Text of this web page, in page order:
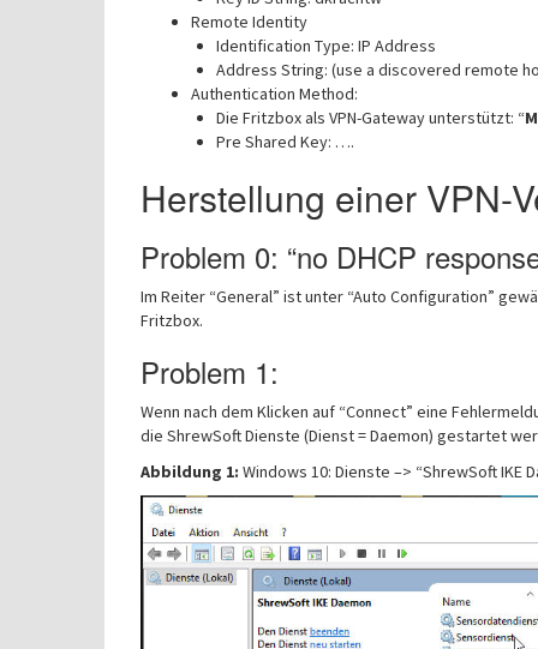
Remote Identity
Identification Type: IP Address
Address String: (use a discovered remote
Authentication Method:
Die Fritzbox als VPN-Gateway unterstützt: “
Pre Shared Key: ….
Herstellung einer VPN-
Problem 0: “no DHCP
Im Reiter “General” ist unter “Auto Configuration”
Fritzbox.
Problem 1:
Wenn nach dem Klicken auf “Connect” eine
die ShrewSoft Dienste (Dienst = Daemon) gestartet
Abbildung 1: Windows 10: Dienste –> “ShrewSoft IKE